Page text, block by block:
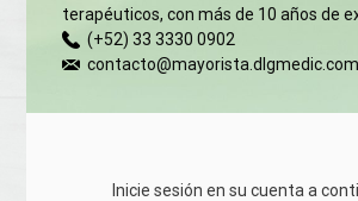
terapéuticos, con más de 10 años de
(+52) 33 3330 0902
contacto@mayorista.dlgmedic.com
Inicie sesión en su cuenta a